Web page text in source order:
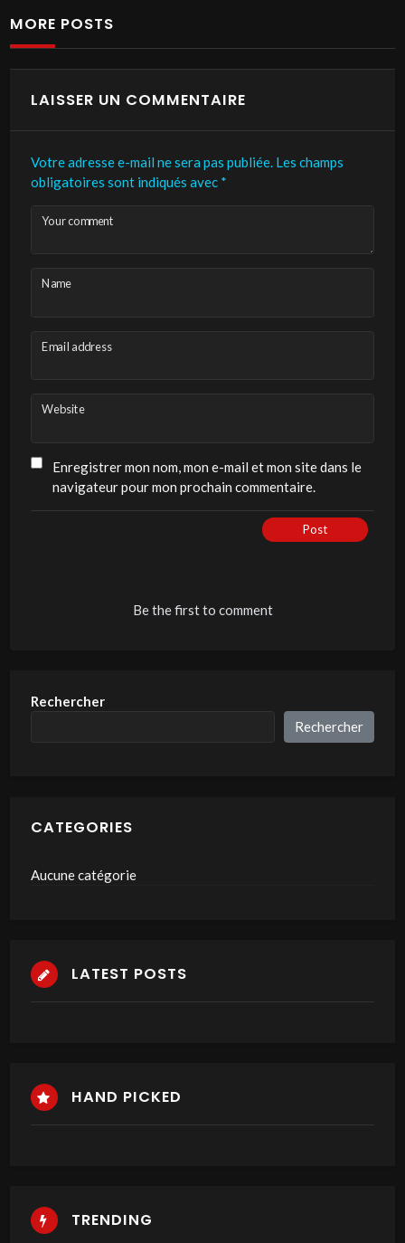
MORE POSTS
LAISSER UN COMMENTAIRE
Votre adresse e-mail ne sera pas publiée. Les champs
obligatoires sont indiqués avec *
Your comment
Name
Email address
Website
Enregistrer mon nom, mon e-mail et mon site dans le
navigateur pour mon prochain commentaire.
Post
Be the first to comment
Rechercher
Rechercher
CATEGORIES
Aucune catégorie
LATEST POSTS
HAND PICKED
TRENDING